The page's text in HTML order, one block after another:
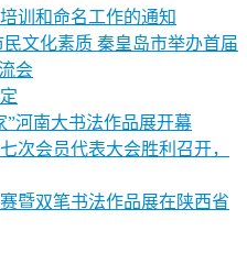
训和命名工作的通知
文化素质 秦皇岛市举办首届
会
”河南大书法作品展开幕
次会员代表大会胜利召开，
暨双笔书法作品展在陕西省